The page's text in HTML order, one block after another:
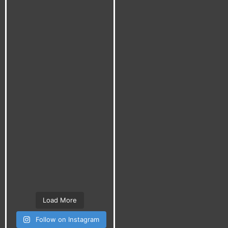
Load More
Follow on Instagram